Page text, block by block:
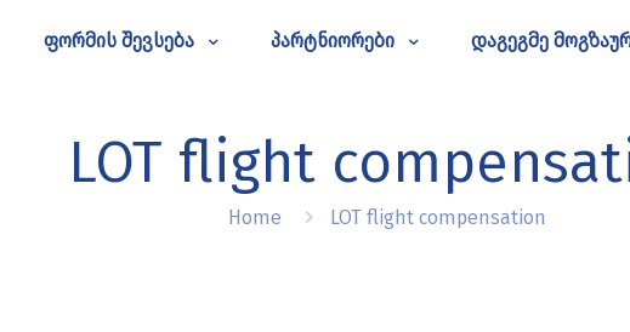
ფორმის შევსება პარტნიორები დაგეგმე
LOT flight
Home LOT flight compensation